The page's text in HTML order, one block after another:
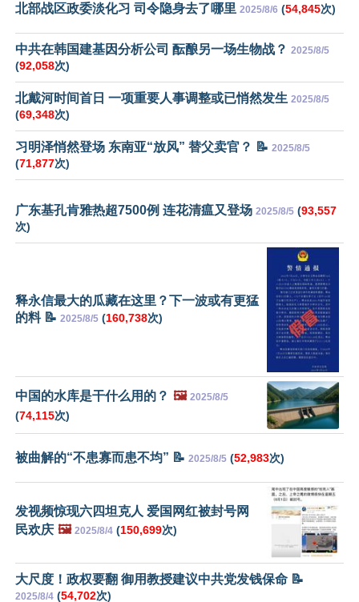
北部战区政委淡化习 司令隐身去了哪里 2025/8/6 (54,845次)
中共在韩国建基因分析公司 酝酿另一场生物战？ 2025/8/5
(92,058次)
北戴河时间首日 一项重要人事调整或已悄然发生 2025/8/5
(69,348次)
习明泽悄然登场 东南亚“放风” 替父卖官？ 📝 2025/8/5
(71,877次)
广东基孔肯雅热超7500例 连花清瘟又登场 2025/8/5 (93,557
次)
释永信最大的瓜藏在这里？下一波或有更猛
的料 📝 2025/8/5 (160,738次)
中国的水库是干什么用的？ 🖼️ 2025/8/5
(74,115次)
被曲解的“不患寡而患不均” 📝 2025/8/5 (52,983次)
发视频惊现六四坦克人 爱国网红被封号网
民欢庆 🖼️ 2025/8/4 (150,699次)
大尺度！政权要翻 御用教授建议中共党发钱保命 📝
2025/8/4 (54,702次)